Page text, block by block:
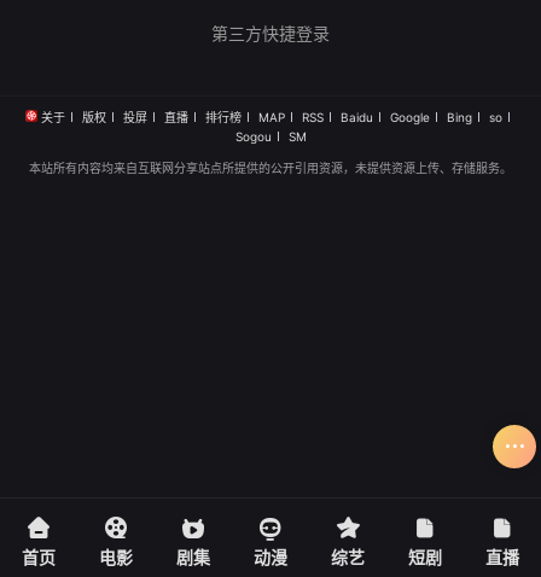
第三方快捷登录
关于 版权 投屏 直播 排行榜 MAP RSS Baidu Google Bing
so
Sogou
SM
本站所有内容均来自互联网分享站点所提供的公开引用资源，未提供资源上传、存储服务。
首页 电影 剧集 动漫 综艺 短剧 直播